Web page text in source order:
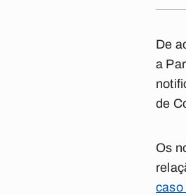
De
a
de
Os
caso